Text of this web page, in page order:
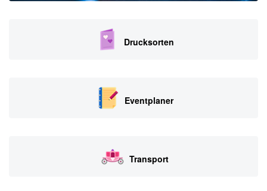
Drucksorten
Eventplaner
Transport